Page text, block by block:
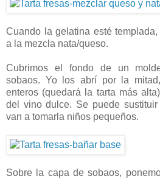
Cuando la gelatina esté
a la mezcla nata/queso.
Cubrimos el fondo de un
sobaos. Yo los abrí por la
enteros (quedará la tarta más
del vino dulce. Se puede
van a tomarla niños pequeños.
Sobre la capa de sobaos,